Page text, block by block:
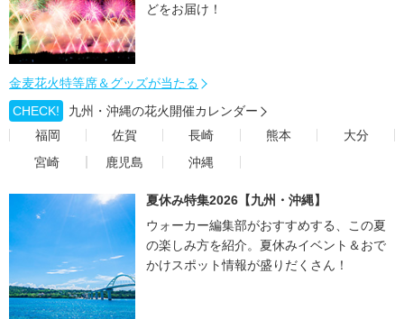
どをお届け！
金麦花火特等席＆グッズが当たる
CHECK!
九州・沖縄の花火開催カレンダー
福岡
佐賀 長崎 熊本
大分
宮崎
鹿児島 沖縄
夏休み特集2026【九州・沖縄】
ウォーカー編集部がおすすめする、この夏
の楽しみ方を紹介。夏休みイベント＆おで
かけスポット情報が盛りだくさん！